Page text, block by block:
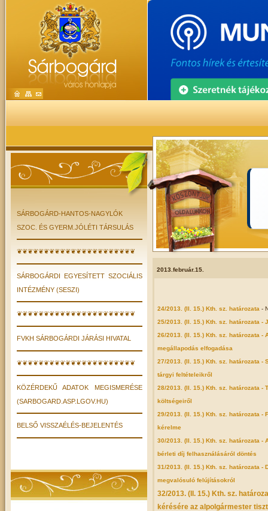
SÁRBOGÁRD-HANTOS-NAGYLÓK
SZOC. ÉS GYERM.JÓLÉTI TÁRSULÁS
❦❦❦❦❦❦❦❦❦❦❦❦❦❦❦❦❦❦❦❦❦❦
SÁRBOGÁRDI EGYESÍTETT SZOCIÁLIS
INTÉZMÉNY (SESZI)
❦❦❦❦❦❦❦❦❦❦❦❦❦❦❦❦❦❦❦❦❦❦
FVKH SÁRBOGÁRDI JÁRÁSI HIVATAL
❦❦❦❦❦❦❦❦❦❦❦❦❦❦❦❦❦❦❦❦❦❦
KÖZÉRDEKŰ ADATOK MEGISMERÉSE
(SARBOGARD.ASP.LGOV.HU)
BELSŐ VISSZAÉLÉS-BEJELENTÉS
2013.február.15.
24/2013. (II. 15.) Kth. sz. határozata -
25/2013. (II. 15.) Kth. sz. határozata
26/2013. (II. 15.) Kth. sz. határozata
megállapodás elfogadása
27/2013. (II. 15.) Kth. sz. határozata
tárgyi feltételeikről
28/2013. (II. 15.) Kth. sz. határozata
költségeiről
29/2013. (II. 15.) Kth. sz. határozata
kérelme
30/2013. (II. 15.) Kth. sz. határozata
bérleti díj felhasználásáról döntés
31/2013. (II. 15.) Kth. sz. határozata
megvalósuló felújításokról
32/2013. (II. 15.) Kth. sz.
kérésére az alpolgármester